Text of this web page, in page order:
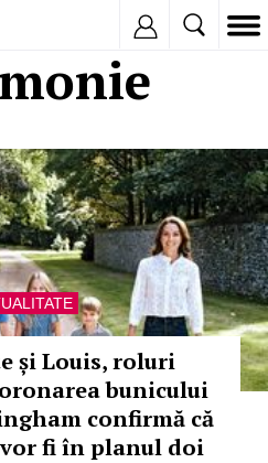
și Louis, roluri
bunicului
confirmă că
fi în planul doi